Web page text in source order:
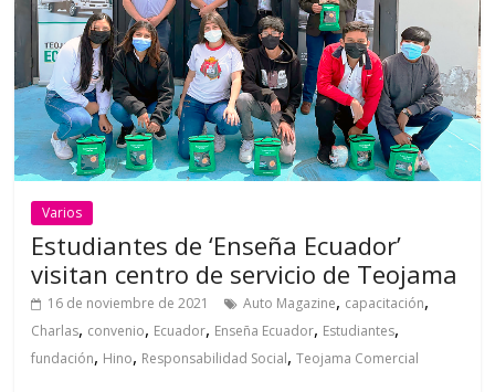
Varios
Estudiantes de ‘Enseña Ecuador’
visitan centro de servicio de Teojama
16 de noviembre de 2021 Auto Magazine, capacitación,
Charlas, convenio, Ecuador, Enseña Ecuador, Estudiantes,
fundación, Hino, Responsabilidad Social,Teojama Comercial